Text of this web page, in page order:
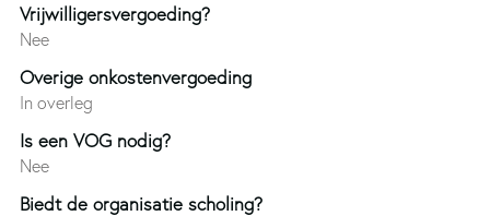
Vrijwilligersvergoeding?
Nee
Overige onkostenvergoeding
In overleg
Is een VOG nodig?
Nee
Biedt de organisatie scholing?